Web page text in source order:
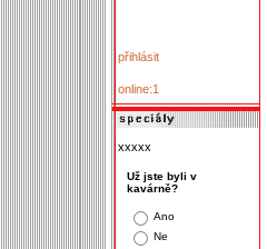
přihlásit
online:1
xxxxx
Už jste byli v
kavárně?
Ano
Ne